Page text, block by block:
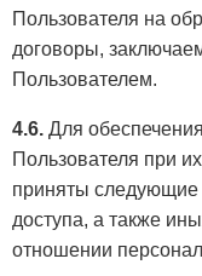
Пользователя на
договоры,
Пользователем.
4.6. Для
Пользователя при
приняты следующие
доступа, а также
отношении